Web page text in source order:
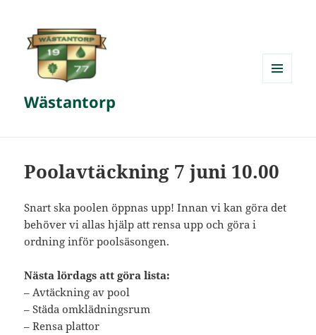
Wästantorp
Poolavtäckning 7 juni 10.00
Snart ska poolen öppnas upp! Innan vi kan göra det
behöver vi allas hjälp att rensa upp och göra i
ordning inför poolsäsongen.
Nästa lördags att göra lista:
– Avtäckning av pool
– Städa omklädningsrum
– Rensa plattor